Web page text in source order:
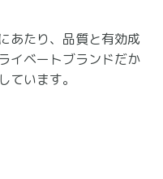
あたり、品質と有効成
イベートブランドだか
ています。